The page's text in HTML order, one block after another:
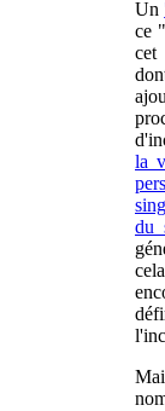
Un
ce
cet
la
du